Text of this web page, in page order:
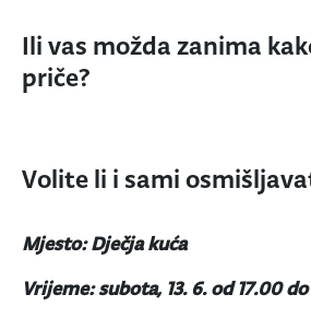
Ili vas možda zanima
priče?
Volite li i sami
Mjesto: Dječja kuća
Vrijeme: subota, 13. 6. od 17.00 do